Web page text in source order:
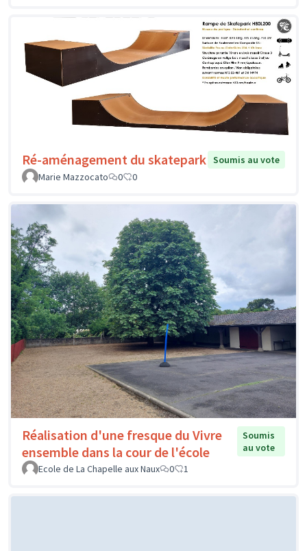
Ré-aménagement du skatepark Soumis au vote
Marie Mazzocato
0 0
Réalisation d'une fresque du Vivre
ensemble dans la cour de l'école
Soumis
au vote
Ecole de La Chapelle aux Naux
0 1